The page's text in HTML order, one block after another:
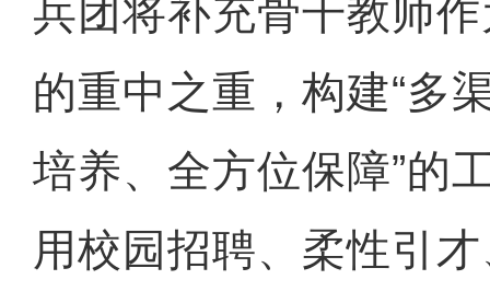
兵团将补充骨干教师
的重中之重，构建“多
培养、全方位保障”的
用校园招聘、柔性引才